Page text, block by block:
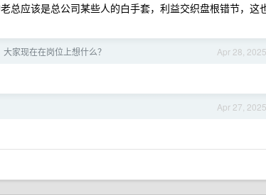
总应该是总公司某些人的白手套，利益交织盘根错节，这
Apr 28, 2025
家现在在岗位上想什么？
Apr 27, 2025